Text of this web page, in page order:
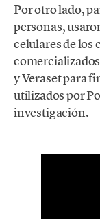
Por otro lado,
personas,
celulares de los
y Veraset para
utilizados por
investigación.